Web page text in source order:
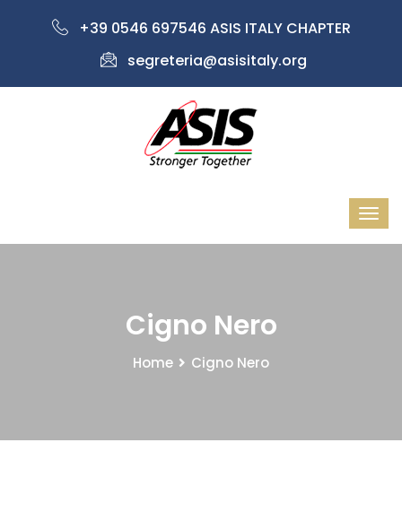
+39 0546 697546 ASIS ITALY CHAPTER
segreteria@asisitaly.org
Cigno Nero
Home Cigno Nero